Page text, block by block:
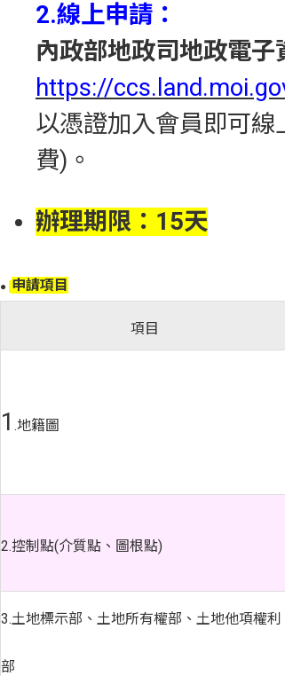
2.線上申請：
內政部地政司地政電子
https://
以憑證加入會員即可
費)。
辦理期限：15天
● 申請項目
項目
1 .地籍圖
2.控制點(介質點、圖根點)
3.土地標示部、土地所有權部、土地他項權利
部